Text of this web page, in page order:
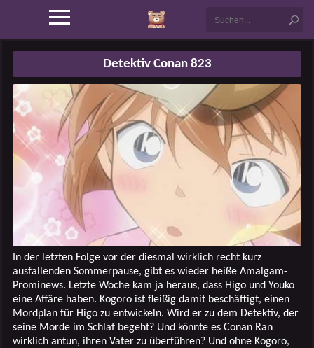
Detektiv Conan 823
In der letzten Folge vor der diesmal wirklich recht kurz
ausfallenden Sommerpause, gibt es wieder heiße Amalgam-
Prominews. Letzte Woche kam ja heraus, dass Higo und Youko
eine Affäre haben. Kogoro ist fleißig damit beschäftigt, einen
Mordplan für Higo zu entwickeln. Wird er zu dem Detektiv, der
seine Morde im Schlaf begeht? Und könnte es Conan Ran
wirklich antun, ihren Vater zu überführen? Und ohne Kogoro,